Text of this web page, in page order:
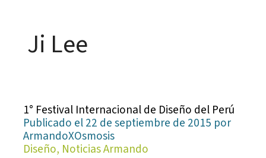
Ji Lee
1° Festival Internacional de Diseño del Perú
Publicado el 22 de septiembre de 2015 por
ArmandoXOsmosis
Diseño, Noticias Armando